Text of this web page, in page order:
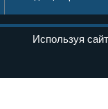
Используя